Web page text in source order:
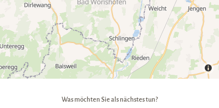
Was möchten Sie als nächstes tun?